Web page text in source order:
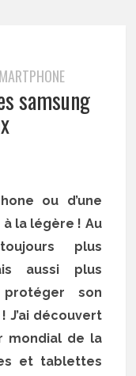
samsung
ou d’une
la légère ! Au
plus
aussi plus
son
J’ai découvert
mondial de la
et tablettes